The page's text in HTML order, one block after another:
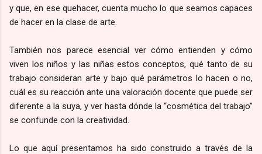
y que, en ese quehacer, cuenta mucho lo que seamos capaces
de hacer en la clase de arte.
También nos parece esencial ver cómo entienden y cómo
viven los niños y las niñas estos conceptos, qué tanto de su
trabajo consideran arte y bajo qué parámetros lo hacen o no,
cuál es su reacción ante una valoración docente que puede ser
diferente a la suya, y ver hasta dónde la “cosmética del trabajo”
se confunde con la creatividad.
Lo que aquí presentamos ha sido construido a través de la